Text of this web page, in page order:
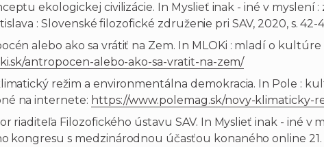
ekologickej civilizácie. In Myslieť inak - iné v myslení
: Slovenské filozofické združenie pri SAV, 2020, s.
alebo ako sa vrátiť na Zem. In MLOKi : mladí o kultúre
antropocen-alebo-ako-sa-vratit-na-zem/
režim a environmentálna demokracia. In Pole :
na internete: https://www.polemag.sk/novy-klimaticky-
riaditeľa Filozofického ústavu SAV. In Myslieť inak - iné
kongresu s medzinárodnou účasťou konaného online 21.